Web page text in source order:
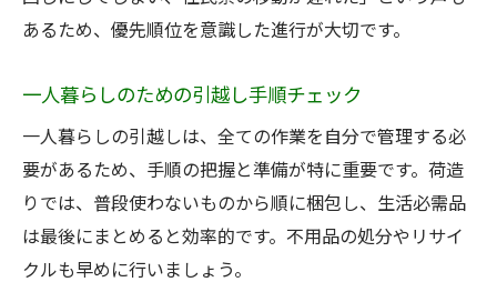
あるため、優先順位を意識した進行が大切です。
一人暮らしのための引越し手順チェック
一人暮らしの引越しは、全ての作業を自分で管理する必
要があるため、手順の把握と準備が特に重要です。荷造
りでは、普段使わないものから順に梱包し、生活必需品
は最後にまとめると効率的です。不用品の処分やリサイ
クルも早めに行いましょう。